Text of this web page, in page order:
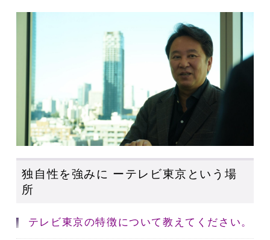
独自性を強みに ーテレビ東京という場
所
テレビ東京の特徴について教えてください。